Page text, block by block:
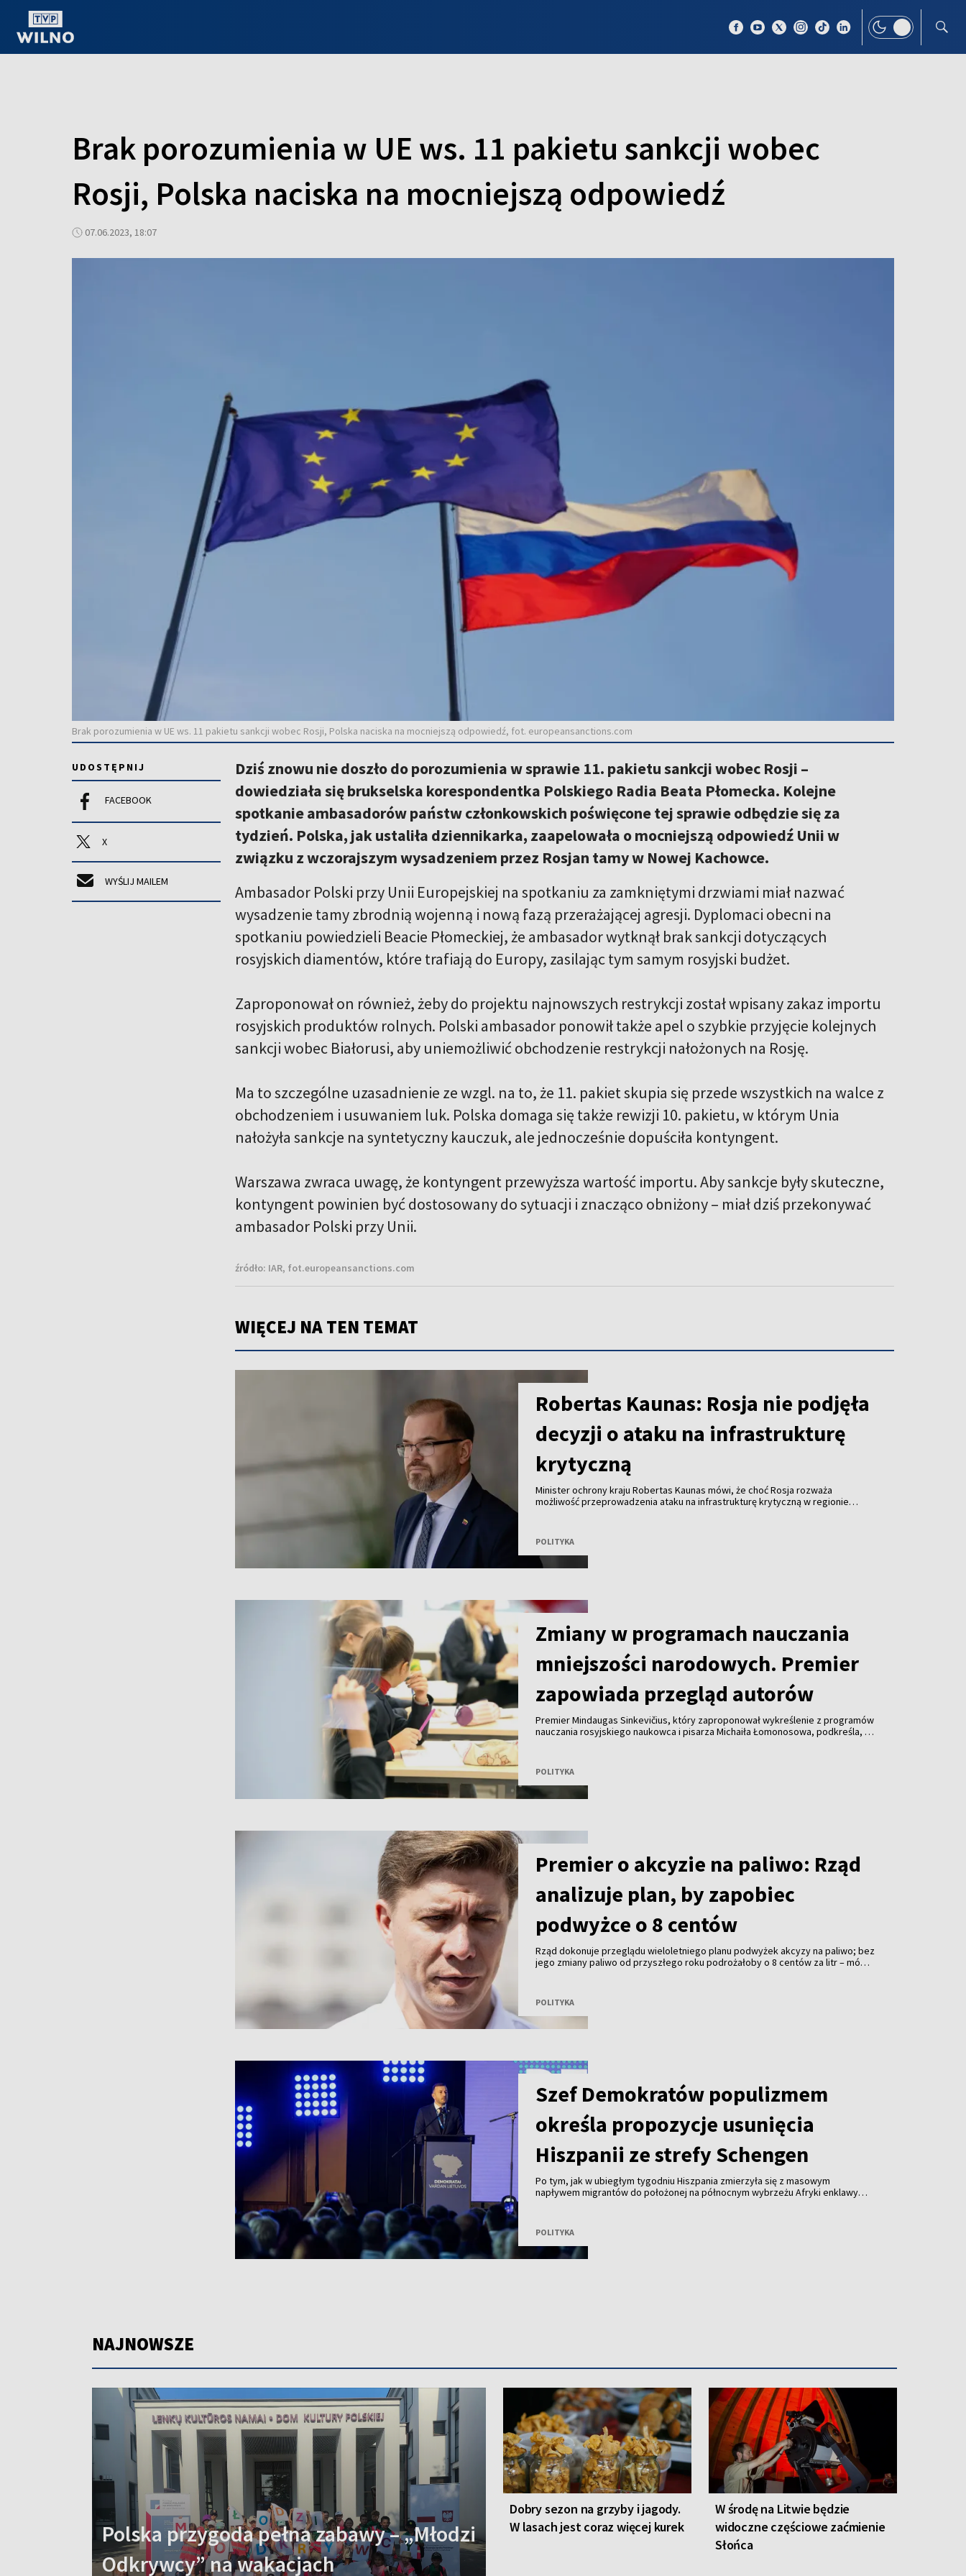
Brak porozumienia w UE ws. 11 pakietu sankcji wobec
Rosji, Polska naciska na mocniejszą odpowiedź
07.06.2023, 18:07
Brak porozumienia w UE ws. 11 pakietu sankcji wobec Rosji, Polska naciska na mocniejszą odpowiedź, fot. europeansanctions.com
UDOSTĘPNIJ
FACEBOOK
X
WYŚLIJ MAILEM
Dziś znowu nie doszło do porozumienia w sprawie 11. pakietu sankcji wobec Rosji –
dowiedziała się brukselska korespondentka Polskiego Radia Beata Płomecka. Kolejne
spotkanie ambasadorów państw członkowskich poświęcone tej sprawie odbędzie się za
tydzień. Polska, jak ustaliła dziennikarka, zaapelowała o mocniejszą odpowiedź Unii w
związku z wczorajszym wysadzeniem przez Rosjan tamy w Nowej Kachowce.
Ambasador Polski przy Unii Europejskiej na spotkaniu za zamkniętymi drzwiami miał nazwać
wysadzenie tamy zbrodnią wojenną i nową fazą przerażającej agresji. Dyplomaci obecni na
spotkaniu powiedzieli Beacie Płomeckiej, że ambasador wytknął brak sankcji dotyczących
rosyjskich diamentów, które trafiają do Europy, zasilając tym samym rosyjski budżet.
Zaproponował on również, żeby do projektu najnowszych restrykcji został wpisany zakaz importu
rosyjskich produktów rolnych. Polski ambasador ponowił także apel o szybkie przyjęcie kolejnych
sankcji wobec Białorusi, aby uniemożliwić obchodzenie restrykcji nałożonych na Rosję.
Ma to szczególne uzasadnienie ze wzgl. na to, że 11. pakiet skupia się przede wszystkich na walce z
obchodzeniem i usuwaniem luk. Polska domaga się także rewizji 10. pakietu, w którym Unia
nałożyła sankcje na syntetyczny kauczuk, ale jednocześnie dopuściła kontyngent.
Warszawa zwraca uwagę, że kontyngent przewyższa wartość importu. Aby sankcje były skuteczne,
kontyngent powinien być dostosowany do sytuacji i znacząco obniżony – miał dziś przekonywać
ambasador Polski przy Unii.
źródło: IAR, fot.europeansanctions.com
WIĘCEJ NA TEN TEMAT
Robertas Kaunas: Rosja nie podjęła
decyzji o ataku na infrastrukturę
krytyczną
Minister ochrony kraju Robertas Kaunas mówi, że choć Rosja rozważa
możliwość przeprowadzenia ataku na infrastrukturę krytyczną w regionie
POLITYKA
Zmiany w programach nauczania
mniejszości narodowych. Premier
zapowiada przegląd autorów
Premier Mindaugas Sinkevičius, który zaproponował wykreślenie z programów
nauczania rosyjskiego naukowca i pisarza Michaiła Łomonosowa, podkreśla, że
POLITYKA
Premier o akcyzie na paliwo: Rząd
analizuje plan, by zapobiec
podwyżce o 8 centów
Rząd dokonuje przeglądu wieloletniego planu podwyżek akcyzy na paliwo; bez
jego zmiany paliwo od przyszłego roku podrożałoby o 8 centów za litr – mówi
POLITYKA
Szef Demokratów populizmem
określa propozycje usunięcia
Hiszpanii ze strefy Schengen
Po tym, jak w ubiegłym tygodniu Hiszpania zmierzyła się z masowym
napływem migrantów do położonej na północnym wybrzeżu Afryki enklawy
strefy Schengen są przejawem populizmu.
POLITYKA
NAJNOWSZE
Polska przygoda pełna zabawy – „Młodzi
Odkrywcy” na wakacjach
Dobry sezon na grzyby i jagody.
W lasach jest coraz więcej kurek
W środę na Litwie będzie
widoczne częściowe zaćmienie
Słońca